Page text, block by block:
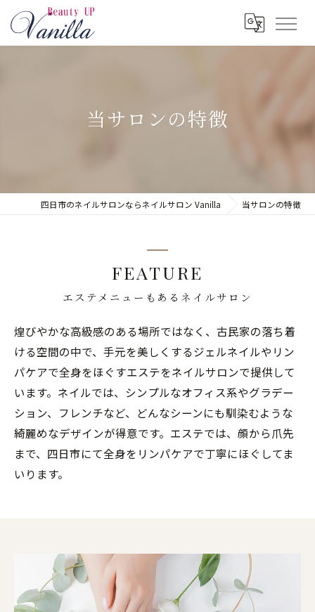
当サロンの特徴
四日市のネイルサロンならネイルサロン Vanilla 当サロンの特徴
エステメニューもあるネイルサロン
FEATURE
煌びやかな高級感のある場所ではなく、古民家の落ち着
ける空間の中で、手元を美しくするジェルネイルやリン
パケアで全身をほぐすエステをネイルサロンで提供して
います。ネイルでは、シンプルなオフィス系やグラデー
ション、フレンチなど、どんなシーンにも馴染むような
綺麗めなデザインが得意です。エステでは、顔から爪先
まで、四日市にて全身をリンパケアで丁寧にほぐしてま
いります。